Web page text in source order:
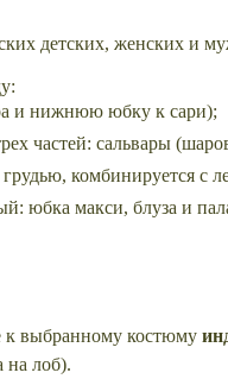
детских, женских
и нижнюю юбку к сари);
частей: сальвары
комбинируется
юбка макси, блуза и
к выбранному костюму
на лоб).